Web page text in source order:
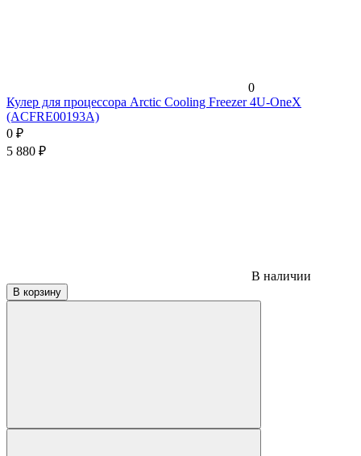
0
Кулер для процессора Arctic Cooling Freezer 4U-OneX
(ACFRE00193A)
0 ₽
5 880 ₽
В наличии
В корзину